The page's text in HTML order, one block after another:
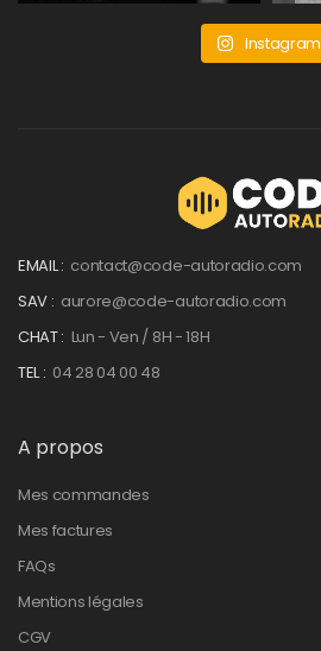
Instagram
EMAIL : contact@code-autoradio.com
SAV : aurore@code-autoradio.com
CHAT : Lun - Ven / 8H - 18H
TEL : 04 28 04 00 48
A propos
Mes commandes
Mes factures
FAQs
Mentions légales
CGV